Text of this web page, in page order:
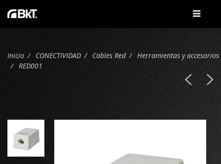
Inicio CONECTIVIDAD Cables Red
Herramientas y accesorios
RED001